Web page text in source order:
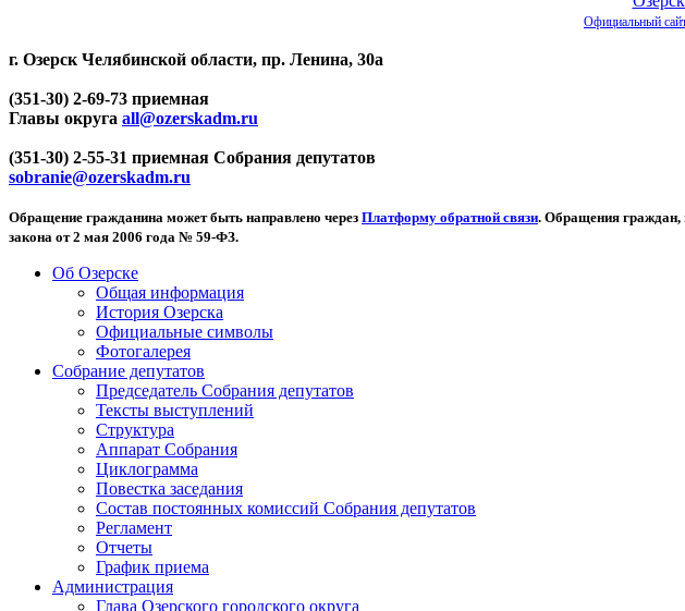
Официальный
г. Озерск Челябинской области, пр. Ленина, 30а
(351-30) 2-69-73 приемная
Главы округа all@ozerskadm.ru
(351-30) 2-55-31 приемная Собрания депутатов
sobranie@ozerskadm.ru
Обращение гражданина может быть направлено через Платформу обратной связи. Обращения граждан,
закона от 2 мая 2006 года № 59-ФЗ.
Об Озерске
Общая информация
История Озерска
Официальные символы
Фотогалерея
Собрание депутатов
Председатель Собрания депутатов
Тексты выступлений
Структура
Аппарат Собрания
Циклограмма
Повестка заседания
Состав постоянных комиссий Собрания депутатов
Регламент
Отчеты
График приема
Администрация
Глава Озерского городского округа